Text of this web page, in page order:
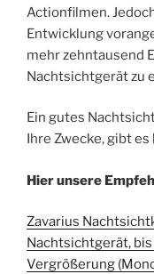
Actionfilmen.
Entwicklung
mehr zehntausend
Nachtsichtgerät zu
Ein gutes
Ihre Zwecke, gibt
Hier unsere
Zavarius
Nachtsichtgerät,
Vergrößerung